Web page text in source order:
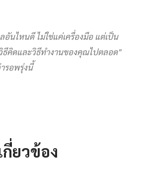
อันไหนดี ไม่ใช่แค่เครื่องมือ แต่เป็น
คิดและวิธีทำงานของคุณไปตลอด"
รอพรุ่งนี้
ยวข้อง